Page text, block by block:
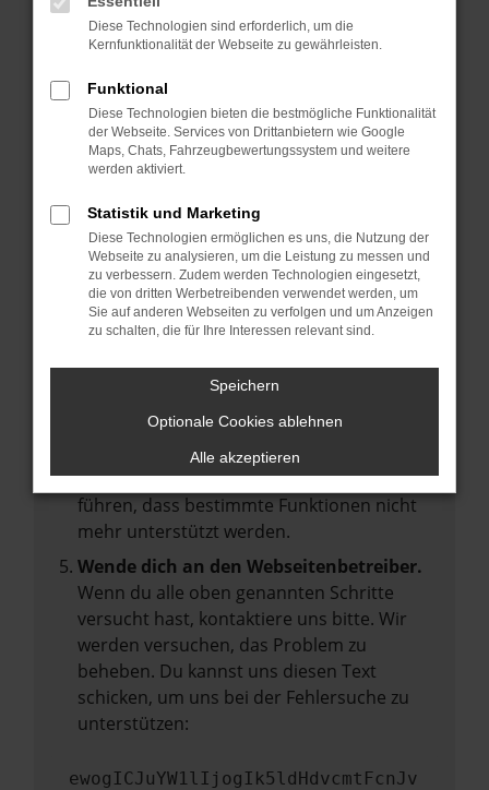
Überprüfe deine Firewall und deine
Internetverbindung.
deine Suchmaschine?
Prüfe deine Browsererweiterungen.
Manche Erweiterungen, wie Werbeblocker,
können das Laden bestimmter Seiten
anderen Browser oder in einem privaten
Fenster?
Starte dein Gerät neu.
Das kann manchmal helfen,
vorübergehende Probleme zu beheben.
Stelle sicher, dass dein Browser und dein
Betriebssystem auf dem neuesten Stand
Veraltete Software birgt nicht nur ein
Sicherheitsrisiko, sondern kann auch dazu
führen, dass bestimmte Funktionen nicht
mehr unterstützt werden.
Wende dich an den Webseitenbetreiber.
Wenn du alle oben genannten Schritte
versucht hast, kontaktiere uns bitte. Wir
werden versuchen, das Problem zu
beheben. Du kannst uns diesen Text
schicken, um uns bei der Fehlersuche zu
unterstützen:
ewogICJuYW1lIjogIk5ldHdvcmtFcnJv
Diese Technologien sind erforderlich, um die
Kernfunktionalität der Webseite zu gewährleisten.
Funktional
Diese Technologien bieten die bestmögliche Funktionalität
der Webseite. Services von Drittanbietern wie Google
Maps, Chats, Fahrzeugbewertungssystem und weitere
werden aktiviert.
Statistik und Marketing
Diese Technologien ermöglichen es uns, die Nutzung der
Webseite zu analysieren, um die Leistung zu messen und
zu verbessern. Zudem werden Technologien eingesetzt,
die von dritten Werbetreibenden verwendet werden, um
Sie auf anderen Webseiten zu verfolgen und um Anzeigen
zu schalten, die für Ihre Interessen relevant sind.
Speichern
Optionale Cookies ablehnen
Alle akzeptieren